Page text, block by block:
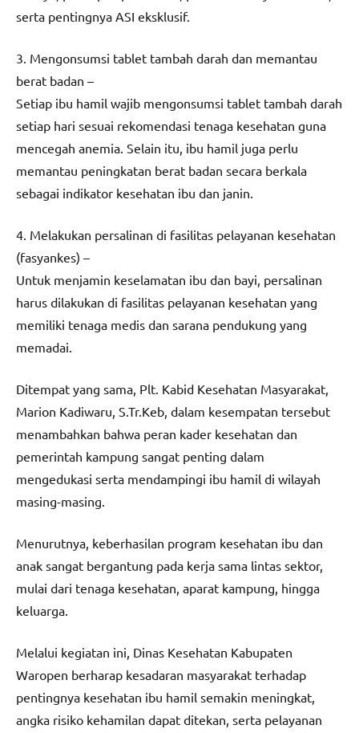
serta pentingnya ASI eksklusif.
3. Mengonsumsi tablet tambah darah dan memantau
berat badan –
Setiap ibu hamil wajib mengonsumsi tablet tambah darah
setiap hari sesuai rekomendasi tenaga kesehatan guna
mencegah anemia. Selain itu, ibu hamil juga perlu
memantau peningkatan berat badan secara berkala
sebagai indikator kesehatan ibu dan janin.
4. Melakukan persalinan di fasilitas pelayanan kesehatan
(fasyankes) –
Untuk menjamin keselamatan ibu dan bayi, persalinan
harus dilakukan di fasilitas pelayanan kesehatan yang
memiliki tenaga medis dan sarana pendukung yang
memadai.
Ditempat yang sama, Plt. Kabid Kesehatan Masyarakat,
Marion Kadiwaru, S.Tr.Keb, dalam kesempatan tersebut
menambahkan bahwa peran kader kesehatan dan
pemerintah kampung sangat penting dalam
mengedukasi serta mendampingi ibu hamil di wilayah
masing-masing.
Menurutnya, keberhasilan program kesehatan ibu dan
anak sangat bergantung pada kerja sama lintas sektor,
mulai dari tenaga kesehatan, aparat kampung, hingga
keluarga.
Melalui kegiatan ini, Dinas Kesehatan Kabupaten
Waropen berharap kesadaran masyarakat terhadap
pentingnya kesehatan ibu hamil semakin meningkat,
angka risiko kehamilan dapat ditekan, serta pelayanan